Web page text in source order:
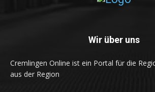
Wir über uns
Cremlingen Online ist ein Portal für die
aus der Region